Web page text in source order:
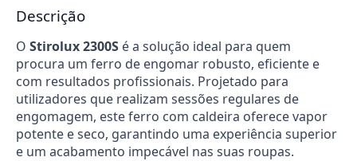
Descrição
O Stirolux 2300S é a solução ideal para quem
procura um ferro de engomar robusto, eficiente e
com resultados profissionais. Projetado para
utilizadores que realizam sessões regulares de
engomagem, este ferro com caldeira oferece vapor
potente e seco, garantindo uma experiência superior
e um acabamento impecável nas suas roupas.